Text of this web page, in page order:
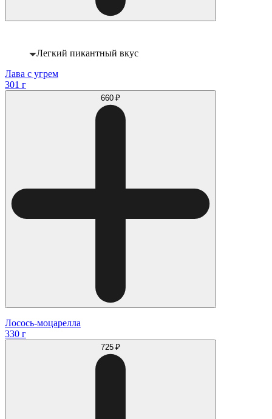
Легкий пикантный вкус
Лава с угрем
301 г
660 ₽
Лосось-моцарелла
330 г
725 ₽